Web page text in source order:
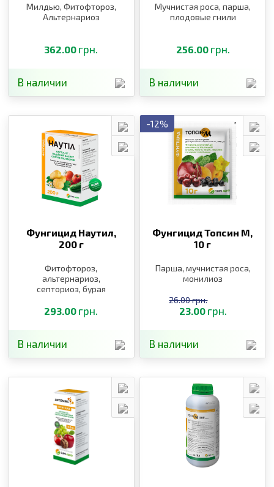
Милдью, Фитофтороз,
Альтернариоз
362.00 грн.
В наличии
Мучнистая роса, парша,
плодовые гнили
256.00 грн.
В наличии
Фунгицид Наутил,
200 г
Фитофтороз,
альтернариоз,
септориоз, бурая
293.00 грн.
В наличии
-12%
Фунгицид Топсин М,
10 г
Парша, мучнистая роса,
монилиоз
23.00 грн.
26.00 грн.
В наличии